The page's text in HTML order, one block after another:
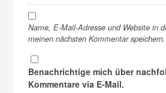
Name, E-Mail-Adresse und Website in
meinen nächsten Kommentar speichern.
Benachrichtige mich über
Kommentare via E-Mail.